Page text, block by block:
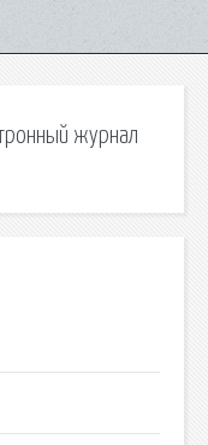
журнал